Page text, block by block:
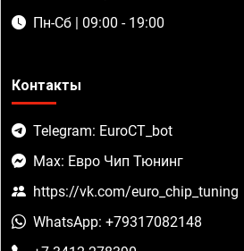
Пн-Сб | 09:00 - 19:00
Контакты
Telegram: EuroCT_bot
Max: Евро Чип Тюнинг
https://vk.com/euro_chip_tuning
WhatsApp: +79317082148